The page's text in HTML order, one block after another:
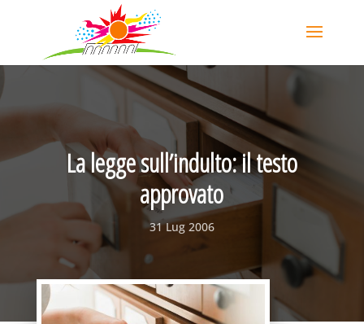
La legge sull’indulto: il testo
approvato
31 Lug 2006